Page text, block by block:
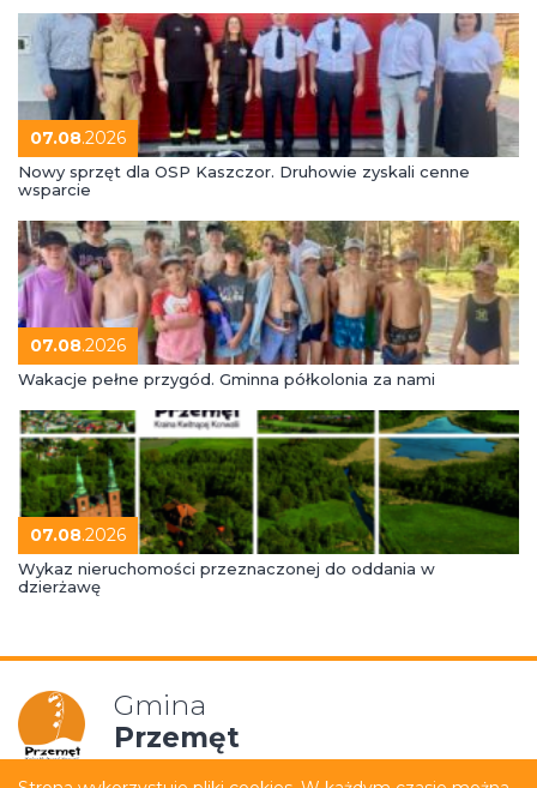
07.08.2026
Nowy sprzęt dla OSP Kaszczor. Druhowie zyskali cenne
wsparcie
07.08.2026
Wakacje pełne przygód. Gminna półkolonia za nami
07.08.2026
Wykaz nieruchomości przeznaczonej do oddania w
dzierżawę
Gmina
Przemęt